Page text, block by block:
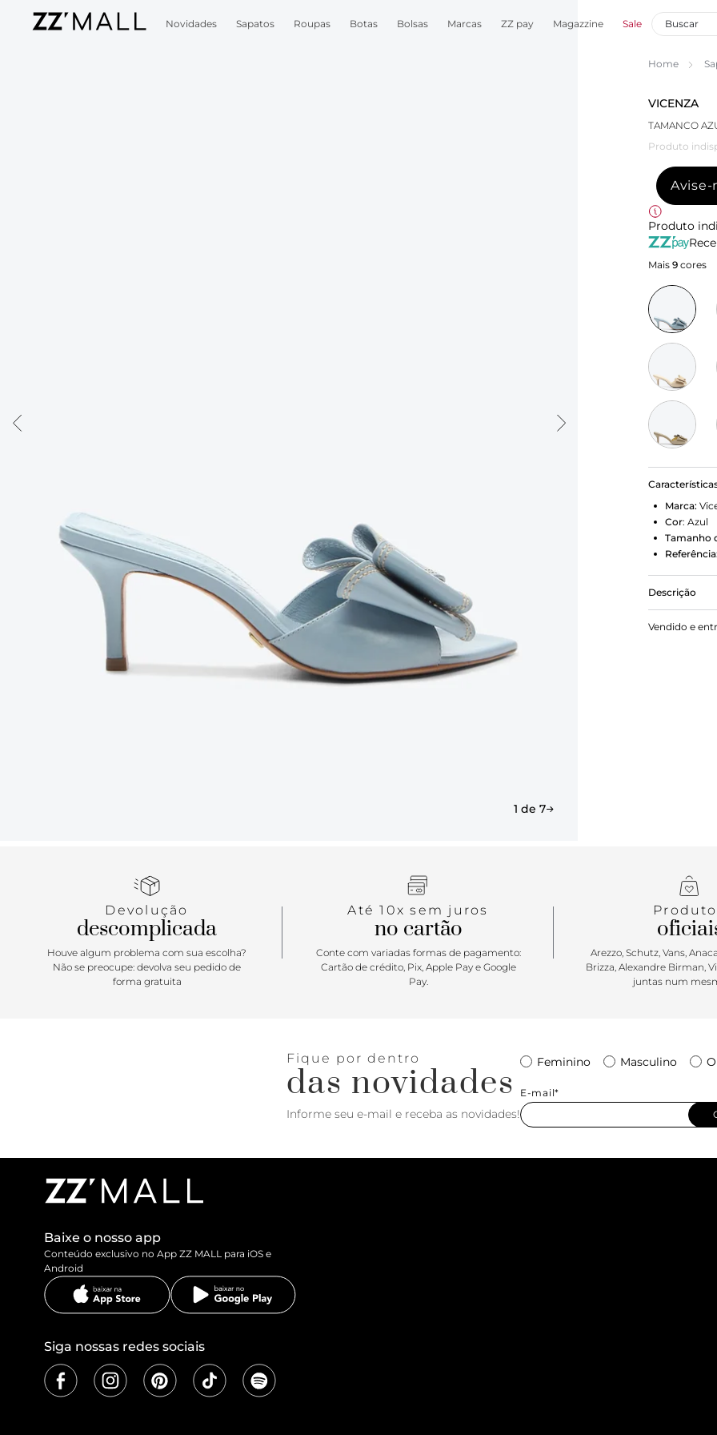
Novidades Sapatos Roupas Botas Bolsas Marcas ZZ pay Magazzine Sale
1 de 7
Home
VICENZA
TAMANCO
Produto
Avise-
Produto
Mais 9 cores
Marca:
Cor: Azul
Tamanho
Referência:
Descrição
O clássico
na cor azul
Vendido e
Devolução
descomplicada
Houve algum problema com sua escolha?
Não se preocupe: devolva seu pedido de
forma gratuita
Até 10x sem juros
no cartão
Conte com variadas formas de pagamento:
Cartão de crédito, Pix, Apple Pay e Google
Pay.
Arezzo, Schutz, Vans,
Brizza, Alexandre Birman,
juntas num
Fique por dentro
das novidades
Informe seu e-mail e receba as novidades!
Feminino Masculino
E-mail*
Baixe o nosso app
Conteúdo exclusivo no App ZZ MALL para iOS e
Android
Siga nossas redes sociais